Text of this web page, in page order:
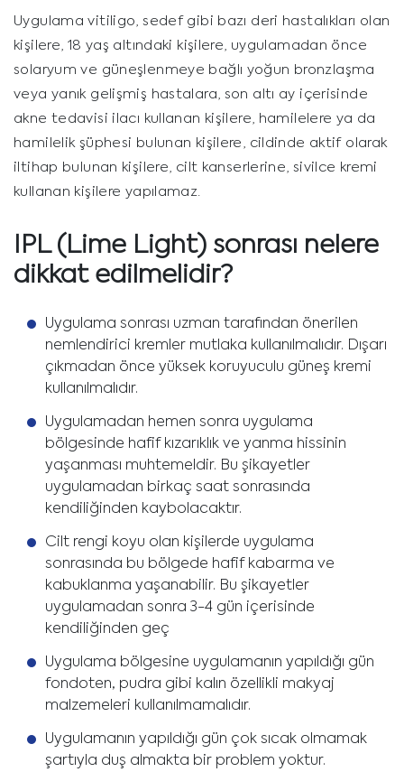
Uygulama vitiligo, sedef gibi bazı deri hastalıkları olan
kişilere, 18 yaş altındaki kişilere, uygulamadan önce
solaryum ve güneşlenmeye bağlı yoğun bronzlaşma
veya yanık gelişmiş hastalara, son altı ay içerisinde
akne tedavisi ilacı kullanan kişilere, hamilelere ya da
hamilelik şüphesi bulunan kişilere, cildinde aktif olarak
iltihap bulunan kişilere, cilt kanserlerine, sivilce kremi
kullanan kişilere yapılamaz.
IPL (Lime Light) sonrası nelere
dikkat edilmelidir?
Uygulama sonrası uzman tarafından önerilen
nemlendirici kremler mutlaka kullanılmalıdır. Dışarı
çıkmadan önce yüksek koruyuculu güneş kremi
kullanılmalıdır.
Uygulamadan hemen sonra uygulama
bölgesinde hafif kızarıklık ve yanma hissinin
yaşanması muhtemeldir. Bu şikayetler
uygulamadan birkaç saat sonrasında
kendiliğinden kaybolacaktır.
Cilt rengi koyu olan kişilerde uygulama
sonrasında bu bölgede hafif kabarma ve
kabuklanma yaşanabilir. Bu şikayetler
uygulamadan sonra 3-4 gün içerisinde
kendiliğinden geç
Uygulama bölgesine uygulamanın yapıldığı gün
fondoten, pudra gibi kalın özellikli makyaj
malzemeleri kullanılmamalıdır.
Uygulamanın yapıldığı gün çok sıcak olmamak
şartıyla duş almakta bir problem yoktur.